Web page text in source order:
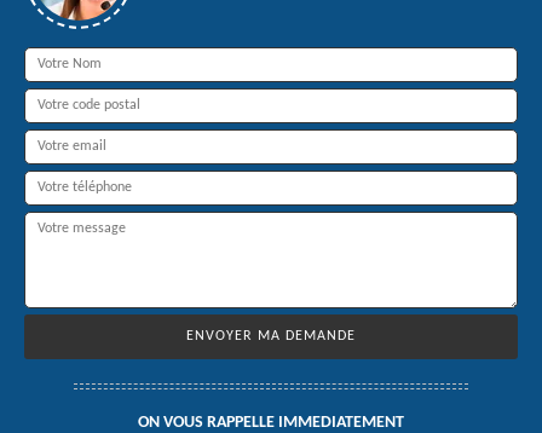
ON VOUS RAPPELLE IMMEDIATEMENT